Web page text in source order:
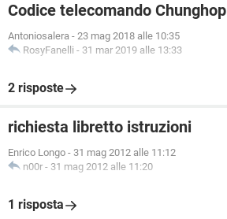
Codice telecomando Chunghop
Antoniosalera - 23 mag 2018 alle 10:35
RosyFanelli - 31 mar 2019 alle 13:33
2 risposte
richiesta libretto istruzioni
Enrico Longo - 31 mag 2012 alle 11:12
n00r - 31 mag 2012 alle 11:20
1 risposta